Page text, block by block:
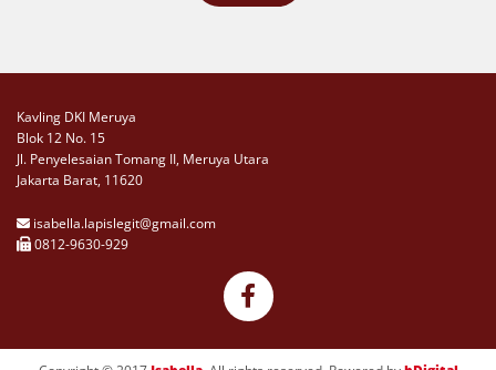
Kavling DKI Meruya
Blok 12 No. 15
Jl. Penyelesaian Tomang II, Meruya Utara
Jakarta Barat, 11620
 isabella.lapislegit@gmail.com
 0812-9630-929